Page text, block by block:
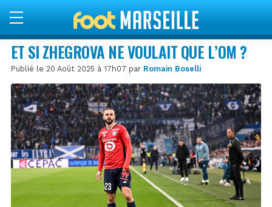
ET SI ZHEGROVA NE VOULAIT QUE L’OM ?
Publié le 20 Août 2025 à 17h07 par Romain Boselli